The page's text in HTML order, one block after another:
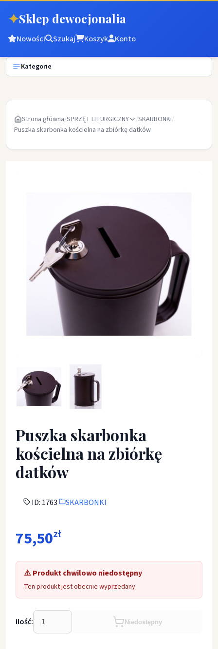
✦Sklep dewocjonalia
Nowości Szukaj Koszyk Konto
Kategorie
Strona główna/SPRZĘT LITURGICZNY /SKARBONKI/
Puszka skarbonka kościelna na zbiórkę datków
Puszka skarbonka
kościelna na zbiórkę
datków
ID: 1763 SKARBONKI
75,50zł
⚠️ Produkt chwilowo niedostępny
Ten produkt jest obecnie wyprzedany.
Ilość: Niedostępny